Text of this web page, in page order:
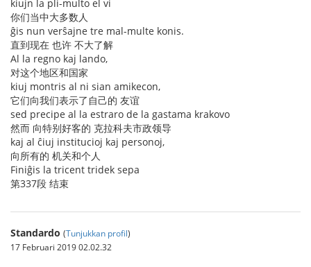
kiujn la pli-multo el vi
你们当中大多数人
ĝis nun verŝajne tre mal-multe konis.
直到现在 也许 不大了解
Al la regno kaj lando,
对这个地区和国家
kiuj montris al ni sian amikecon,
它们向我们表示了自己的 友谊
sed precipe al la estraro de la gastama krakovo
然而 向特别好客的 克拉科夫市政领导
kaj al ĉiuj institucioj kaj personoj,
向所有的 机关和个人
Finiĝis la tricent tridek sepa
第337段 结束
Standardo (Tunjukkan profil)
17 Februari 2019 02.02.32